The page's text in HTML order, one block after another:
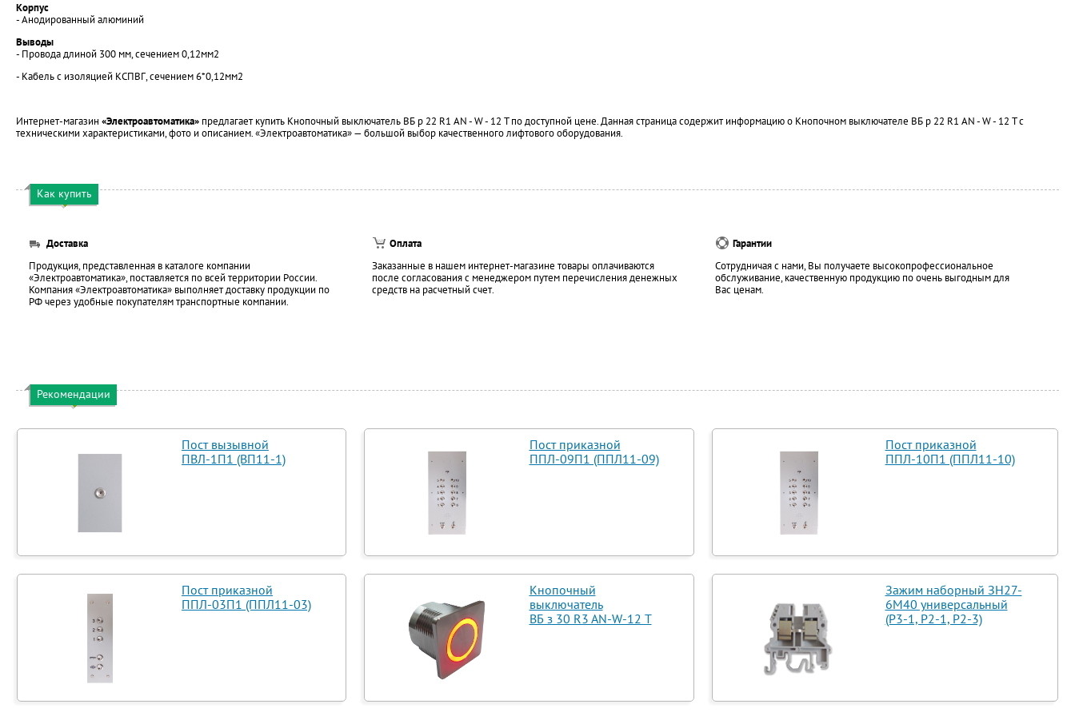
Корпус
- Анодированный алюминий
Выводы
- Провода длиной 300 мм, сечением 0,12мм2
- Кабель с изоляцией КСПВГ, сечением 6*0,12мм2
Интернет-магазин «Электроавтоматика» предлагает купить Кнопочный выключатель ВБ р 22 R1 AN - W - 12 T по доступной цене. Данная страница содержит информацию о Кнопочном выключателе ВБ р 22 R1 AN - W - 12 T с
техническими характеристиками, фото и описанием. «Электроавтоматика» — большой выбор качественного лифтового оборудования.
Как купить
Доставка
Продукция, представленная в каталоге компании
«Электроавтоматика», поставляется по всей территории России.
Компания «Электроавтоматика» выполняет доставку продукции по
РФ через удобные покупателям транспортные компании.
Оплата
Заказанные в нашем интернет-магазине товары оплачиваются
после согласования с менеджером путем перечисления денежных
средств на расчетный счет.
Гарантии
Сотрудничая с нами, Вы получаете высокопрофессиональное
обслуживание, качественную продукцию по очень выгодным для
Вас ценам.
Рекомендации
Пост вызывной
ПВЛ-1П1 (ВП11-1)
Пост приказной
ППЛ-09П1 (ППЛ11-09)
Пост приказной
ППЛ-10П1 (ППЛ11-10)
Пост приказной
ППЛ-03П1 (ППЛ11-03)
Кнопочный
выключатель
ВБ з 30 R3 AN-W-12 T
Зажим наборный ЗН27-
6М40 универсальный
(Р3-1, Р2-1, Р2-3)